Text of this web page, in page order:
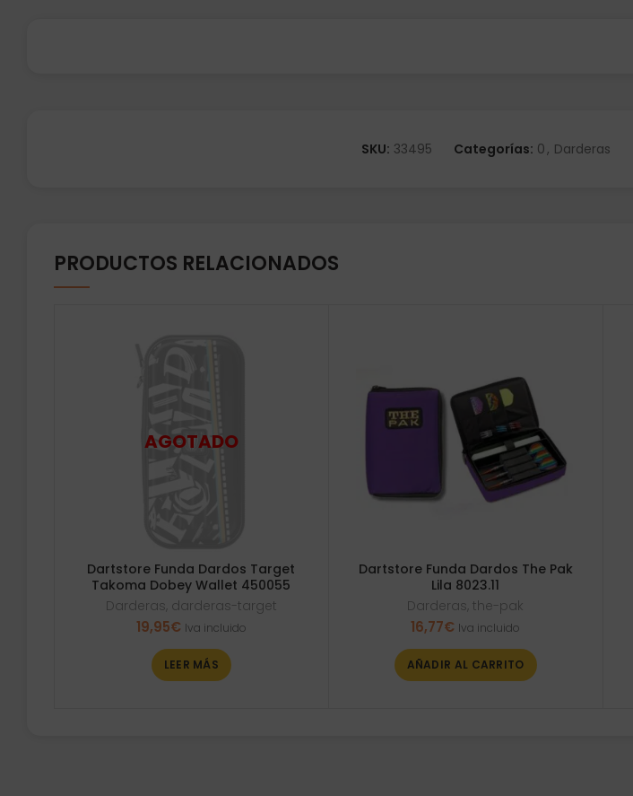
SKU: 33495 Categorías: 0, Darderas
PRODUCTOS RELACIONADOS
Dartstore Funda Dardos Target
Takoma Dobey Wallet 450055
Darderas, darderas-target
19,95€ Iva incluido
LEER MÁS
Dartstore Funda Dardos The Pak
Lila 8023.11
Darderas,the-pak
16,77€ Iva incluido
AÑADIR AL CARRITO